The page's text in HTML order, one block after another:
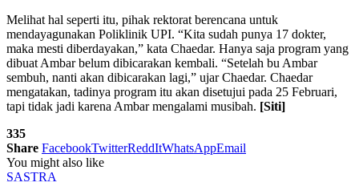
Melihat hal seperti itu, pihak rektorat berencana untuk
mendayagunakan Poliklinik UPI. “Kita sudah punya 17 dokter,
maka mesti diberdayakan,” kata Chaedar. Hanya saja program yang
dibuat Ambar belum dibicarakan kembali. “Setelah bu Ambar
sembuh, nanti akan dibicarakan lagi,” ujar Chaedar. Chaedar
mengatakan, tadinya program itu akan disetujui pada 25 Februari,
tapi tidak jadi karena Ambar mengalami musibah. [Siti]
335
Share FacebookTwitterReddItWhatsAppEmail
You might also like
SASTRA